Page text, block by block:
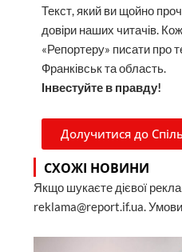
Текст, який ви щойно
довіри наших читачів.
«Репортеру» писати про
Франківськ та область.
Інвестуйте в правду!
Долучитися до
СХОЖІ НОВИНИ
Якщо шукаєте дієвої
reklama@report.if.ua.